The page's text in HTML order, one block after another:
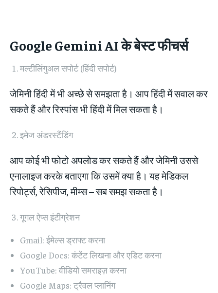
Google Gemini AIके बेस्ट फीचर्स
मल्टीलिंगुअल सपोर्ट (हिंदी सपोर्ट)
जेमिनी हिंदी में भी अच्छे से समझता है। आप हिंदी में सवाल कर
सकते हैं और रिस्पांस भी हिंदी में मिल सकता है।
इमेज अंडरस्टैंडिंग
आप कोई भी फोटो अपलोड कर सकते हैं और जेमिनी उससे
एनालाइज करके बताएगा कि उसमें क्या है। यह मेडिकल
रिपोर्ट्स, रेसिपीज, मीम्स – सब समझ सकता है।
गूगल ऐप्स इंटीग्रेशन
Gmail: ईमेल्स ड्राफ्ट करना
Google Docs: कंटेंट लिखना और एडिट करना
YouTube: वीडियो समराइज़ करना
Google Maps: ट्रैवल प्लानिंग